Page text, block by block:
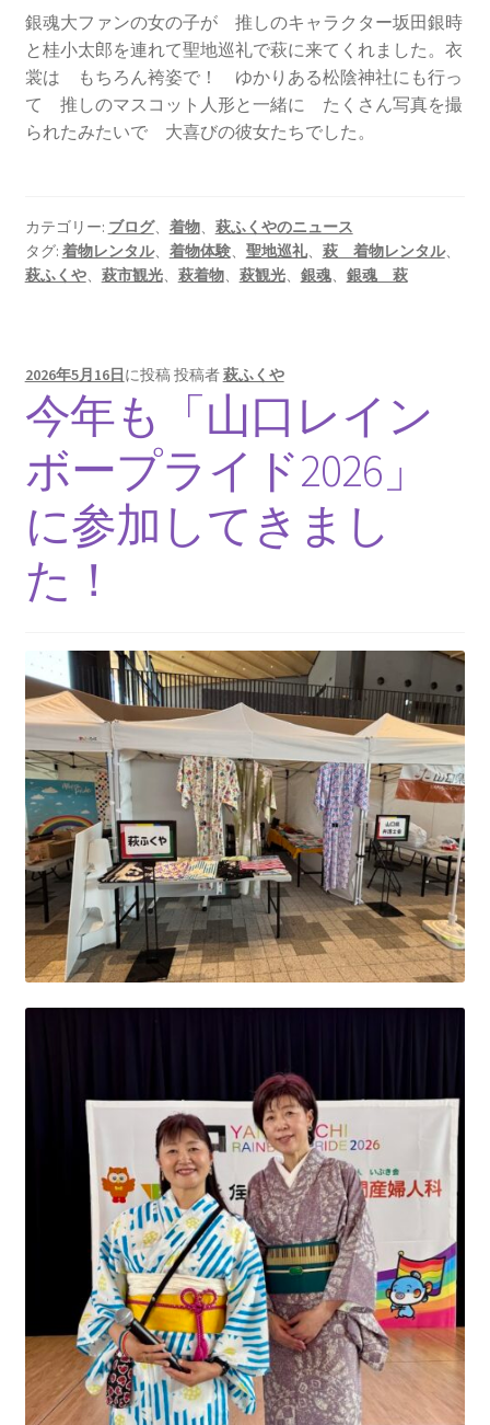
銀魂大ファンの女の子が 推しのキャラクター坂田銀時
と桂小太郎を連れて聖地巡礼で萩に来てくれました。衣
裳は もちろん袴姿で！ ゆかりある松陰神社にも行っ
て 推しのマスコット人形と一緒に たくさん写真を撮
られたみたいで 大喜びの彼女たちでした。
カテゴリー: ブログ、 着物、 萩ふくやのニュース
タグ: 着物レンタル、 着物体験、 聖地巡礼、 萩 着物レンタル、
萩ふくや、 萩市観光、 萩着物、 萩観光、 銀魂、 銀魂 萩
2026年5月16日 に投稿投稿者萩ふくや
今年も「山口レイン
ボープライド2026」
に参加してきまし
た！